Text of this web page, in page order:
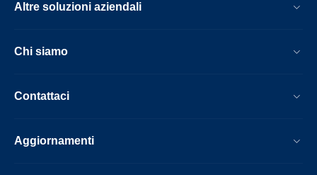
Altre soluzioni aziendali
Chi siamo
Contattaci
Aggiornamenti